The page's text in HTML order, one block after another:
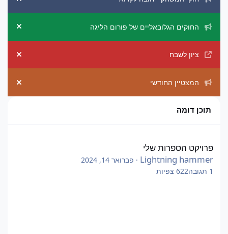
החוקים הגלובאליים של פורום הליגה
ציון לשבח
המצטיין החודשי
תוכן דומה
פרויקט הספרות שלי
Lightning hammer
· פברואר 14, 2024
1 תגובה622 צפיות